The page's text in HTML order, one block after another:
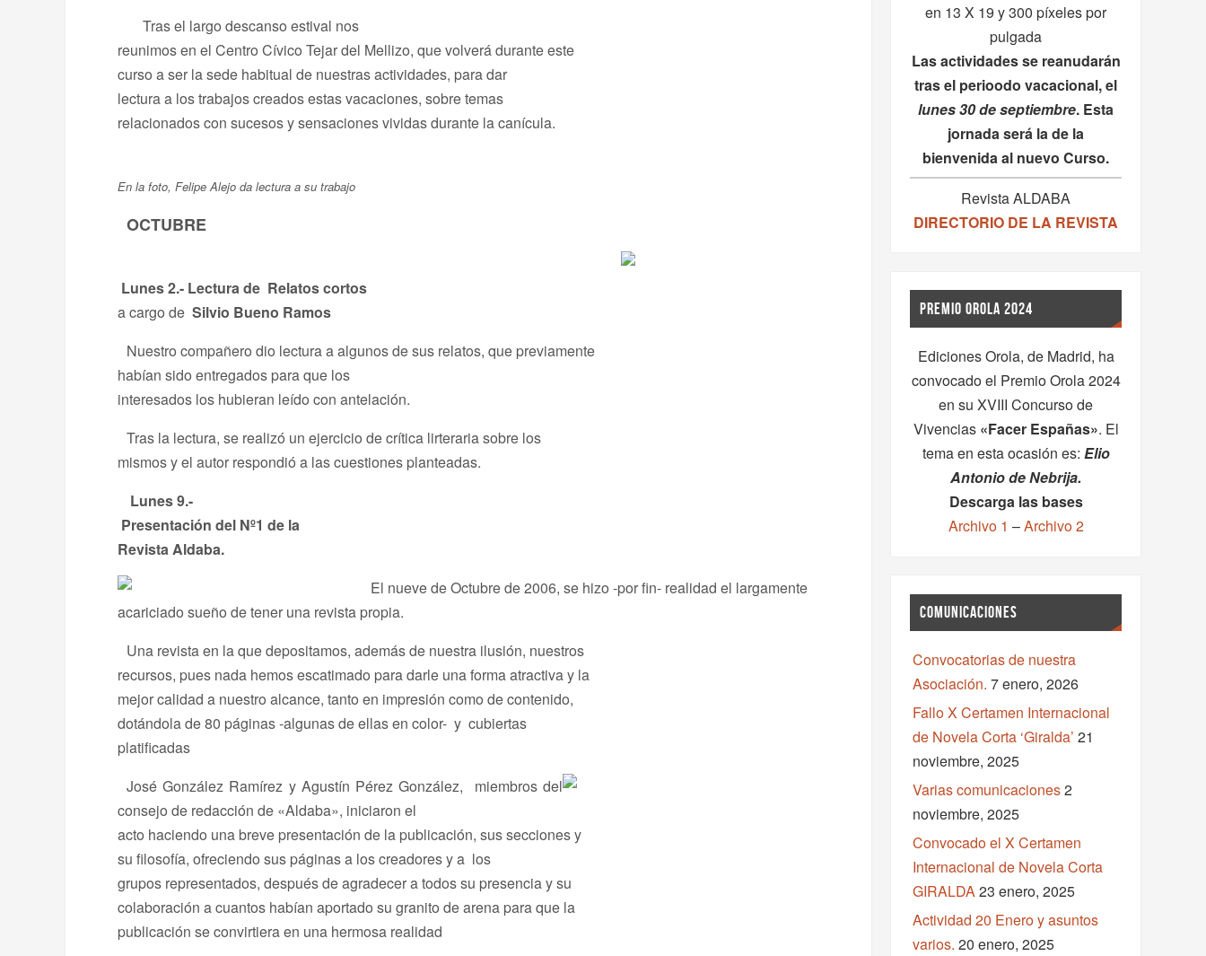
Tras el largo descanso estival nos
reunimos en el Centro Cívico Tejar del Mellizo, que volverá durante este
curso a ser la sede habitual de nuestras actividades, para dar
lectura a los trabajos creados estas vacaciones, sobre temas
relacionados con sucesos y sensaciones vividas durante la canícula.
En la foto, Felipe Alejo da lectura a su trabajo
OCTUBRE
Lunes 2.- Lectura de Relatos cortos
a cargo de Silvio Bueno Ramos
Nuestro compañero dio lectura a algunos de sus relatos, que previamente
habían sido entregados para que los
interesados los hubieran leído con antelación.
Tras la lectura, se realizó un ejercicio de crítica lirteraria sobre los
mismos y el autor respondió a las cuestiones planteadas.
Lunes 9.-
Presentación del Nº1 de la
Revista Aldaba.
El nueve de Octubre de 2006, se hizo -por fin- realidad el largamente
acariciado sueño de tener una revista propia.
Una revista en la que depositamos, además de nuestra ilusión, nuestros
recursos, pues nada hemos escatimado para darle una forma atractiva y la
mejor calidad a nuestro alcance, tanto en impresión como de contenido,
dotándola de 80 páginas -algunas de ellas en color- y cubiertas
platificadas
José González Ramírez y Agustín Pérez González, miembros del
consejo de redacción de «Aldaba», iniciaron el
acto haciendo una breve presentación de la publicación, sus secciones y
su filosofía, ofreciendo sus páginas a los creadores y a los
grupos representados, después de agradecer a todos su presencia y su
colaboración a cuantos habían aportado su granito de arena para que la
publicación se convirtiera en una hermosa realidad
en 13 X 19 y 300 píxeles por
pulgada
Las actividades se reanudarán
tras el perioodo vacacional, el
lunes 30 de septiembre. Esta
jornada será la de la
bienvenida al nuevo Curso.
Revista ALDABA
DIRECTORIO DE LA REVISTA
PREMIO OROLA 2024
Ediciones Orola, de Madrid, ha
convocado el Premio Orola 2024
en su XVIII Concurso de
Vivencias «Facer Españas». El
tema en esta ocasión es: Elio
Antonio de Nebrija.
Descarga las bases
Archivo 1 –Archivo 2
COMUNICACIONES
Convocatorias de nuestra
Asociación. 7 enero, 2026
Fallo X Certamen Internacional
de Novela Corta ‘Giralda’ 21
noviembre, 2025
Varias comunicaciones2
noviembre, 2025
Convocado el X Certamen
Internacional de Novela Corta
GIRALDA23 enero, 2025
Actividad 20 Enero y asuntos
varios. 20 enero, 2025